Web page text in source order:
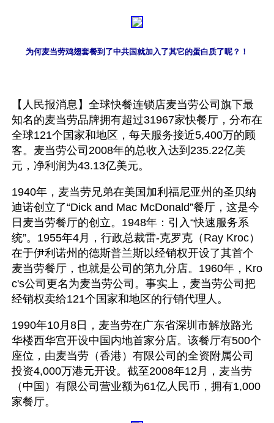
为何麦当劳鸡翅套餐到了中共国就加入了其它的蛋白质了呢？！
【人民报消息】全球快餐连锁店麦当劳公司旗下最
知名的麦当劳品牌拥有超过31967家快餐厅，分布在
全球121个国家和地区，每天服务接近5,400万的顾
客。麦当劳公司2008年的总收入达到235.22亿美
元，净利润为43.13亿美元。
1940年，麦当劳兄弟在美国加利福尼亚州的圣贝纳
迪诺创立了“Dick and Mac McDonald”餐厅，这是今
日麦当劳餐厅的创立。1948年：引入“快速服务系
统”。1955年4月，行政总裁雷-克罗克（Ray Kroc）
在于伊利诺州的德斯普兰斯以经销权开设了其首个
麦当劳餐厅，也就是公司的第九分店。1960年，Kro
c's公司更名为麦当劳公司。事实上，麦当劳公司把
经销权卖给121个国家和地区的行销代理人。
1990年10月8日，麦当劳在广东省深圳市解放路光
华楼西华宫开设中国内地首家分店。该餐厅有500个
座位，由麦当劳（香港）有限公司的全资附属公司
投资4,000万港元开设。截至2008年12月，麦当劳
（中国）有限公司营业额为61亿人民币，拥有1,000
家餐厅。